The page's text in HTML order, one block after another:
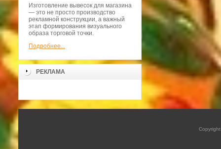
Изготовление вывесок для магазина
— это не просто производство
рекламной конструкции, а важный
этап формирования визуального
образа торговой точки.
Подробнее...
РЕКЛАМА